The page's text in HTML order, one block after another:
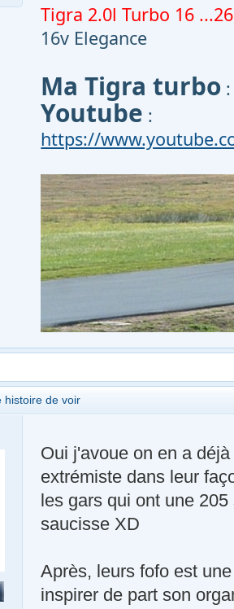
Tigra 2.0l Turbo 16
16v Elegance
Ma Tigra turbo
Youtube :
https://
histoire de voir
Oui j'avoue on en a
extrémiste dans leur
les gars qui ont une
saucisse XD
Après, leurs fofo est
inspirer de part son